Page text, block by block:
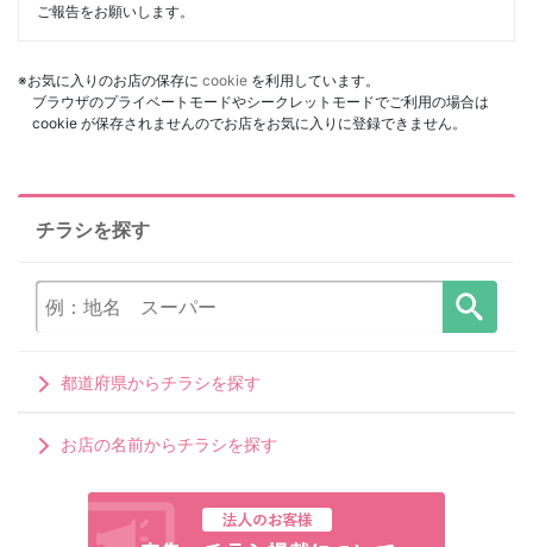
ご報告をお願いします。
※お気に入りのお店の保存に cookie を利用しています。
ブラウザのプライベートモードやシークレットモードでご利用の場合は
cookie が保存されませんのでお店をお気に入りに登録できません。
チラシを探す
都道府県からチラシを探す
お店の名前からチラシを探す